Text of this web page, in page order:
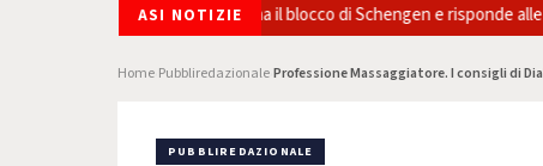
ASI NOTIZIE
e frontiere: l’Italia conferma il blocco di Schengen e risponde alle
Home PubbliredazionaleProfessione Massaggiatore. I consigli di
PUBBLIREDAZIONALE